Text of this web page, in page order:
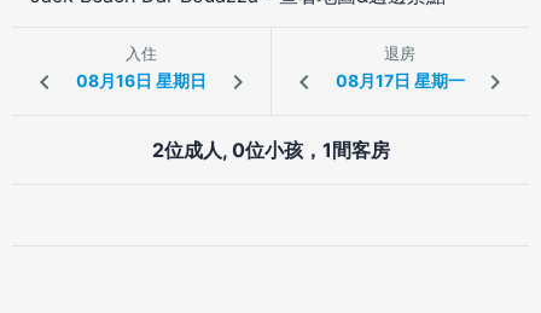
入住 退房
2位成人, 0位小孩，1間客房